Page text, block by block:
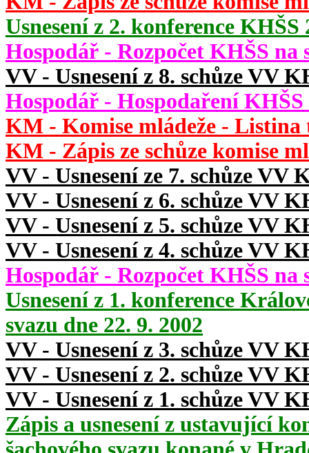
Usnesení z 2. konference KHŠS
Hospodář - Rozpočet KHŠS na
VV - Usnesení z 8. schůze VV
Hospodář - Hospodaření KHŠS
KM - Komise mládeže - Listina
KM - Zápis ze schůze komise
VV - Usnesení ze 7. schůze VV
VV - Usnesení z 6. schůze VV
VV - Usnesení z 5. schůze VV
VV - Usnesení z 4. schůze VV
Hospodář - Rozpočet KHŠS na
Usnesení z 1. konference
svazu dne 22. 9. 2002
VV - Usnesení z 3. schůze VV
VV - Usnesení z 2. schůze VV
VV - Usnesení z 1. schůze VV
Zápis a usnesení z ustavující